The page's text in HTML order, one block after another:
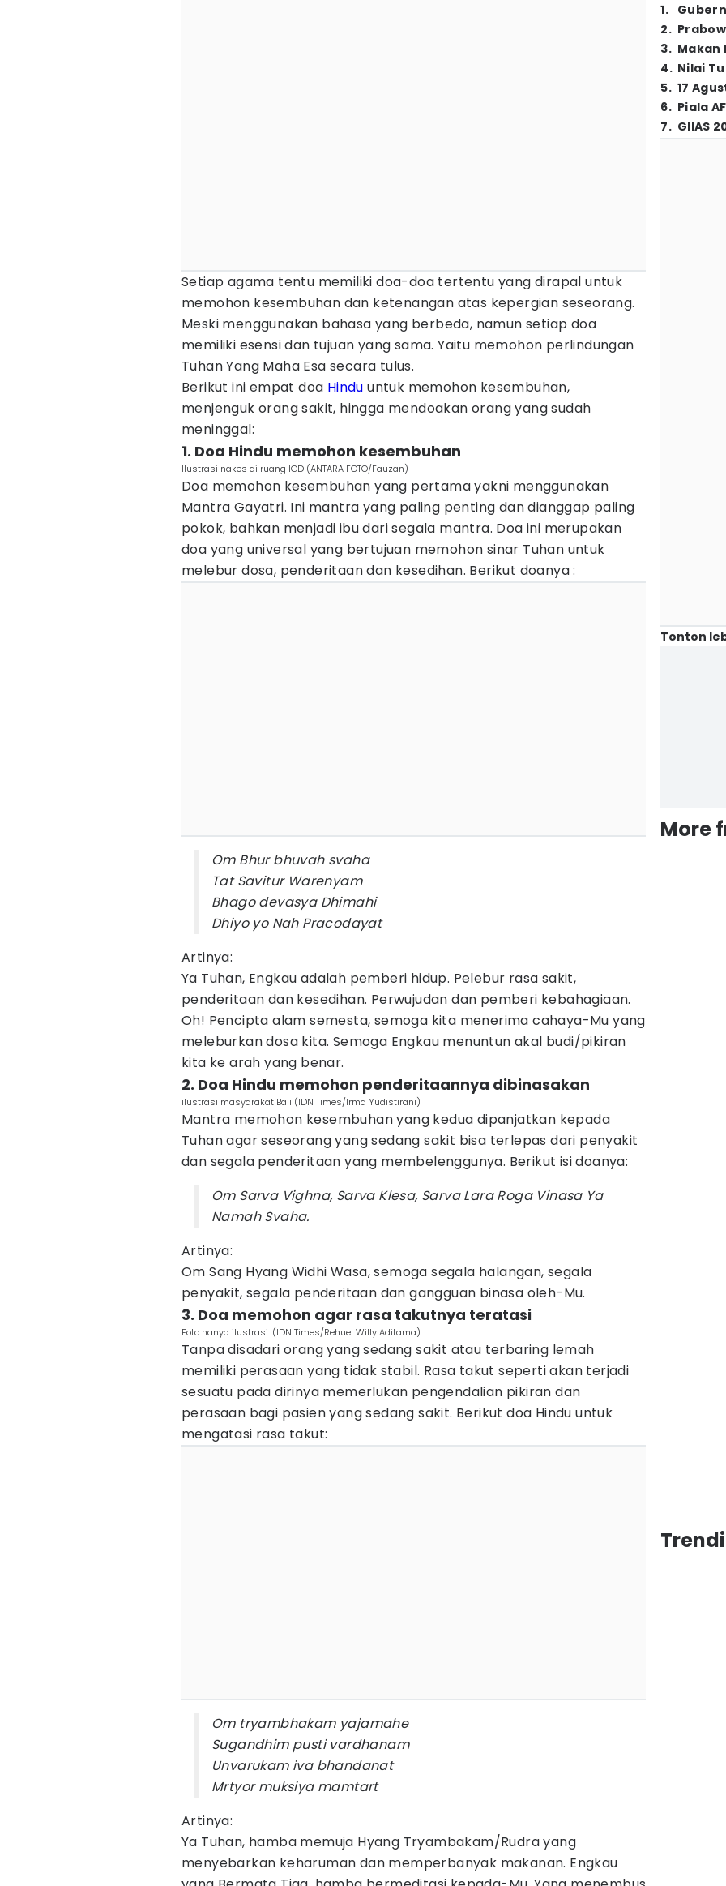
Setiap agama tentu memiliki doa-doa tertentu yang dirapal untuk
memohon kesembuhan dan ketenangan atas kepergian seseorang.
Meski menggunakan bahasa yang berbeda, namun setiap doa
memiliki esensi dan tujuan yang sama. Yaitu memohon perlindungan
Tuhan Yang Maha Esa secara tulus.
Berikut ini empat doa Hindu untuk memohon kesembuhan,
menjenguk orang sakit, hingga mendoakan orang yang sudah
meninggal:
1. Doa Hindu memohon kesembuhan
Ilustrasi nakes di ruang IGD (ANTARA FOTO/Fauzan)
Doa memohon kesembuhan yang pertama yakni menggunakan
Mantra Gayatri. Ini mantra yang paling penting dan dianggap paling
pokok, bahkan menjadi ibu dari segala mantra. Doa ini merupakan
doa yang universal yang bertujuan memohon sinar Tuhan untuk
melebur dosa, penderitaan dan kesedihan. Berikut doanya :
Om Bhur bhuvah svaha
Tat Savitur Warenyam
Bhago devasya Dhimahi
Dhiyo yo Nah Pracodayat
Artinya:
Ya Tuhan, Engkau adalah pemberi hidup. Pelebur rasa sakit,
penderitaan dan kesedihan. Perwujudan dan pemberi kebahagiaan.
Oh! Pencipta alam semesta, semoga kita menerima cahaya-Mu yang
meleburkan dosa kita. Semoga Engkau menuntun akal budi/pikiran
kita ke arah yang benar.
2. Doa Hindu memohon penderitaannya dibinasakan
ilustrasi masyarakat Bali (IDN Times/Irma Yudistirani)
Mantra memohon kesembuhan yang kedua dipanjatkan kepada
Tuhan agar seseorang yang sedang sakit bisa terlepas dari penyakit
dan segala penderitaan yang membelenggunya. Berikut isi doanya:
Om Sarva Vighna, Sarva Klesa, Sarva Lara Roga Vinasa Ya
Namah Svaha.
Artinya:
Om Sang Hyang Widhi Wasa, semoga segala halangan, segala
penyakit, segala penderitaan dan gangguan binasa oleh-Mu.
3. Doa memohon agar rasa takutnya teratasi
Foto hanya ilustrasi. (IDN Times/Rehuel ​Willy Aditama)
Tanpa disadari orang yang sedang sakit atau terbaring lemah
memiliki perasaan yang tidak stabil. Rasa takut seperti akan terjadi
sesuatu pada dirinya memerlukan pengendalian pikiran dan
perasaan bagi pasien yang sedang sakit. Berikut doa Hindu untuk
mengatasi rasa takut:
Om tryambhakam yajamahe
Sugandhim pusti vardhanam
Unvarukam iva bhandanat
Mrtyor muksiya mamtart
Artinya:
Ya Tuhan, hamba memuja Hyang Tryambakam/Rudra yang
menyebarkan keharuman dan memperbanyak makanan. Engkau
1.
2.
3. Makan
4. Nilai
5. 17
6. Piala
7. GIIAS
Tonton
More